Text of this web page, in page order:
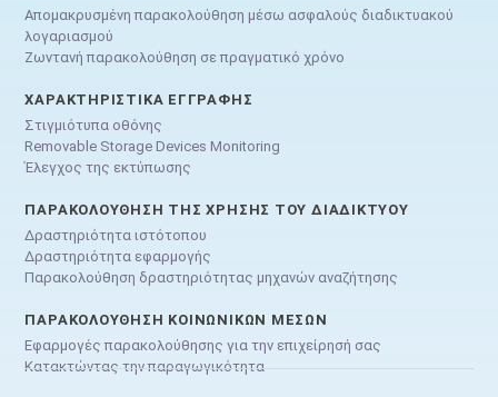
Απομακρυσμένη παρακολούθηση μέσω ασφαλούς διαδικτυακού
λογαριασμού
Ζωντανή παρακολούθηση σε πραγματικό χρόνο
ΧΑΡΑΚΤΗΡΙΣΤΙΚΆ ΕΓΓΡΑΦΉΣ
Στιγμιότυπα οθόνης
Removable Storage Devices Monitoring
Έλεγχος της εκτύπωσης
ΠΑΡΑΚΟΛΟΎΘΗΣΗ ΤΗΣ ΧΡΉΣΗΣ ΤΟΥ ΔΙΑΔΙΚΤΎΟΥ
Δραστηριότητα ιστότοπου
Δραστηριότητα εφαρμογής
Παρακολούθηση δραστηριότητας μηχανών αναζήτησης
ΠΑΡΑΚΟΛΟΎΘΗΣΗ ΚΟΙΝΩΝΙΚΏΝ ΜΈΣΩΝ
Εφαρμογές παρακολούθησης για την επιχείρησή σας
Κατακτώντας την παραγωγικότητα